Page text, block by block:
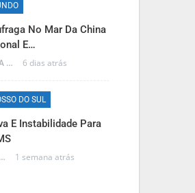
No Mar Da China
E…
PRIMEIRA HORA ONLINE 6 dias atrás
DO SUL
E Instabilidade Para
PRIMEIRA HORA ONLINE 1 semana atrás